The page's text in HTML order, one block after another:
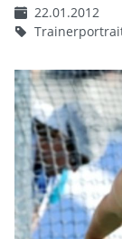
22.01.2012